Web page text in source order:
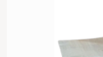
Фанера строительная
мм х 2440 мм